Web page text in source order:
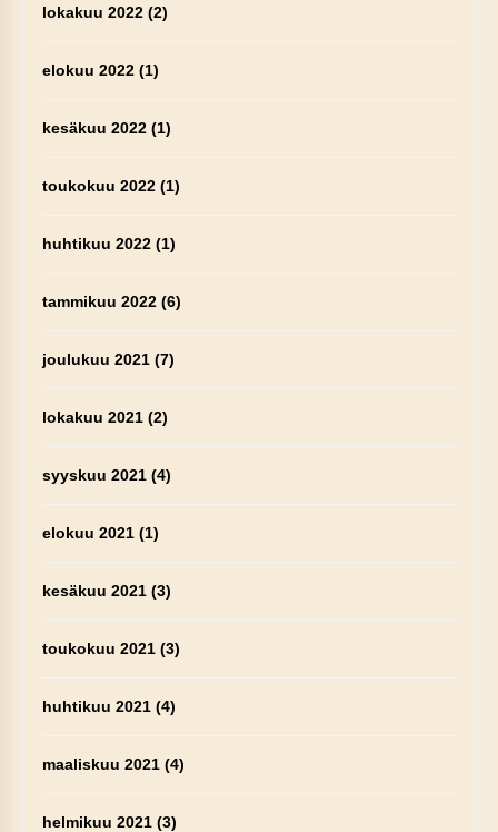
lokakuu 2022(2)
elokuu 2022(1)
kesäkuu 2022(1)
toukokuu 2022(1)
huhtikuu 2022(1)
tammikuu 2022(6)
joulukuu 2021(7)
lokakuu 2021(2)
syyskuu 2021(4)
elokuu 2021(1)
kesäkuu 2021(3)
toukokuu 2021(3)
huhtikuu 2021(4)
maaliskuu 2021(4)
helmikuu 2021(3)